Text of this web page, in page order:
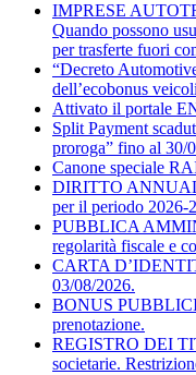
IMPRESE
Quando possono
per trasferte fuori
“Decreto
dell’ecobonus
Attivato il portale
Split Payment
proroga” fino al 30/
Canone speciale
DIRITTO
per il periodo 2026-
PUBBLICA
regolarità fiscale e
CARTA
03/08/2026.
BONUS
prenotazione.
REGISTRO DEI
societarie.